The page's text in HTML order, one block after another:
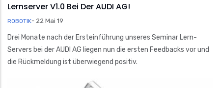
Lernserver V1.0 Bei Der AUDI AG!
ROBOTIK- 22 Mai 19
Drei Monate nach der Ersteinführung unseres Seminar Lern-
Servers bei der AUDI AG liegen nun die ersten Feedbacks vor und
die Rückmeldung ist überwiegend positiv.